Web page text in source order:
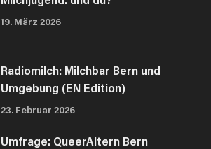
19. März 2026
Radiomilch: Milchbar Bern und
Umgebung (EN Edition)
23. Februar 2026
Umfrage: QueerAltern Bern